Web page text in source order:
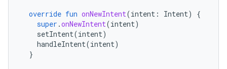
override fun onNewIntent(intent : Intent)
{
super .onNewIntent(intent)
setIntent(intent)
handleIntent(intent)
}